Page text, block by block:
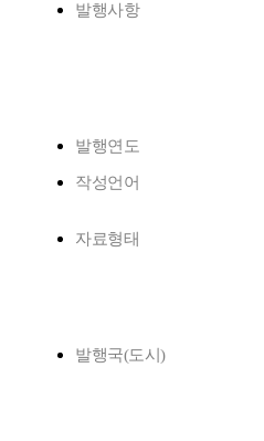
발행사항
발행연도
작성언어
자료형태
발행국(도시)